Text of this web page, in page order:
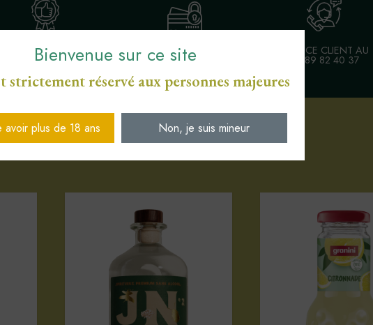
SERVICE
DE PROXIMITÉ PAIEMENT SÉCURISÉ CB SERVICE CLIENT AU
03 89 82 40 37
Votre sélection d'articles
Bienvenue sur ce site
strictement réservé aux personnes majeures
avoir plus de 18 ans Non, je suis mineur